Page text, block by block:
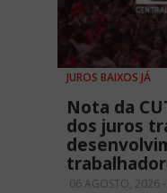
JUROS BAIXOS JÁ
Nota da
dos juros
06 AGOSTO, 2026